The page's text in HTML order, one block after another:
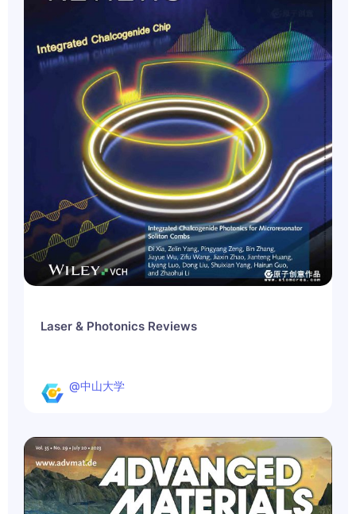
Laser & Photonics Reviews
@中山大学